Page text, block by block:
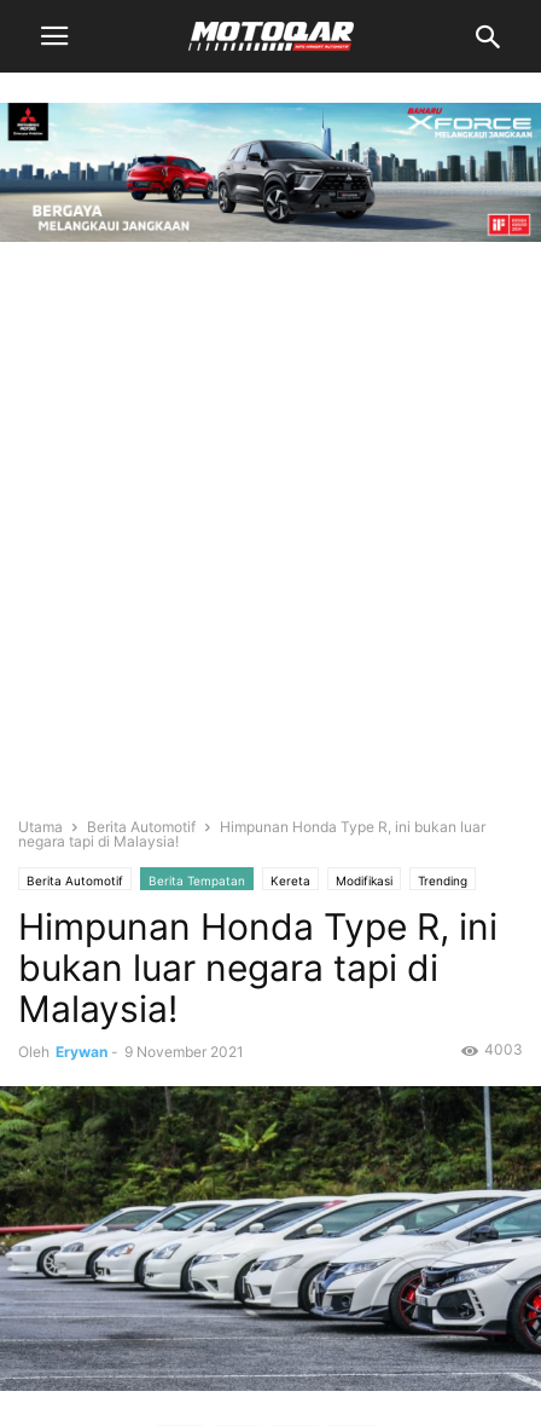
Utama Berita Automotif
Himpunan Honda Type R, ini bukan luar
negara tapi di Malaysia!
Berita Automotif Berita Tempatan Kereta Modifikasi Trending
Video
Himpunan Honda Type R, ini
bukan luar negara tapi di
Malaysia!
Oleh Erywan - 9 November 2021 4003